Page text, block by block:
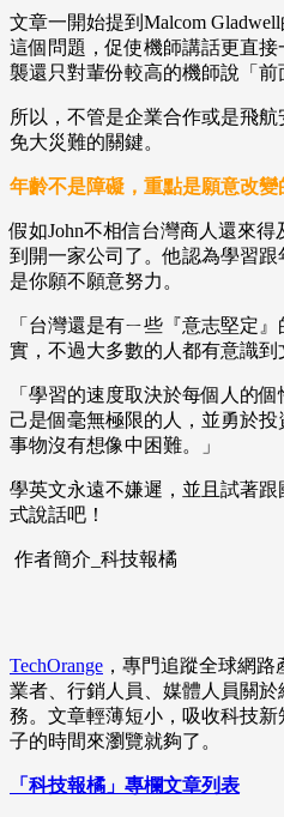
文章一開始提到Malcom
這個問題，促使機師講話更直
襲還只對輩份較高的機師說「前
所以，不管是企業合作或是飛
免大災難的關鍵。
年齡不是障礙，重點是願意改變
假如John不相信台灣商人還來
到開一家公司了。他認為學習
是你願不願意努力。
「台灣還是有ㄧ些『意志堅定
實，不過大多數的人都有意識到
「學習的速度取決於每個人的
己是個毫無極限的人，並勇於
事物沒有想像中困難。」
學英文永遠不嫌遲，並且試著
式說話吧！
作者簡介_科技報橘
TechOrange ，專門追蹤全球網
業者、行銷人員、媒體人員關
務。文章輕薄短小，吸收科技
子的時間來瀏覽就夠了。
「科技報橘」專欄文章列表